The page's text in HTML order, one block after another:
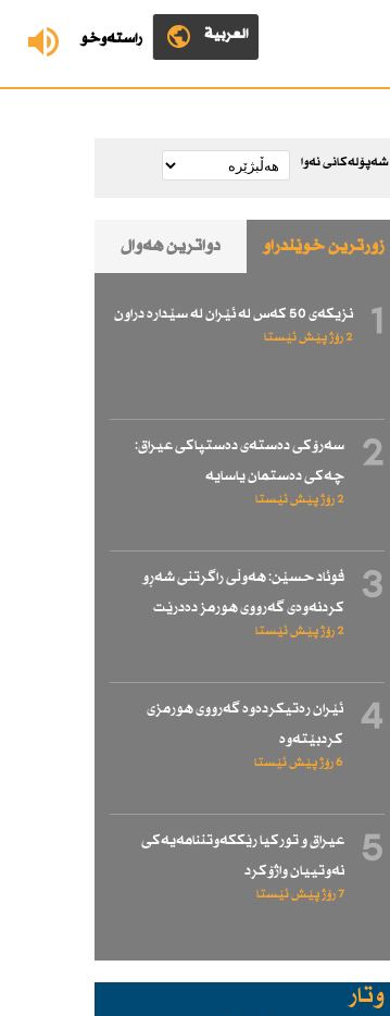
ڕاستەوخۆ العربية
شەپۆلەکانی نەوا
زۆرترین خوێندراو دواترین هەواڵ
1 نزیكەی 50 كەس لە ئێران لە سێدارە دراون
2 رۆژ پێش ئێستا
2
سەرۆكی دەستەی دەستپاكی عیراق:
چەكی دەستمان یاسایە
2 رۆژ پێش ئێستا
3
فوئاد حسێن: هەوڵی راگرتنی شەڕو
كردنەوەی گەرووی هورمز دەدرێت
2 رۆژ پێش ئێستا
4
ئێران رەتیكردەوە گەرووی هورمزی
كردبێتەوە
6 رۆژ پێش ئێستا
5
عیراق و توركیا رێككەوتننامەیەكی
نەوتییان واژۆكرد
7 رۆژ پێش ئێستا
وتار